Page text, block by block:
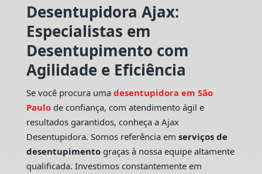
Desentupidora Ajax:
Especialistas em
Desentupimento com
Agilidade e Eficiência
Se você procura uma desentupidora em São
Paulo de confiança, com atendimento ágil e
resultados garantidos, conheça a Ajax
Desentupidora. Somos referência em serviços de
desentupimentograças à nossa equipe altamente
qualificada. Investimos constantemente em